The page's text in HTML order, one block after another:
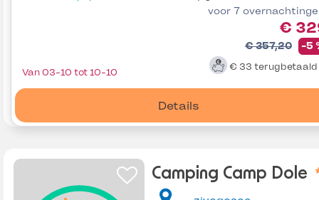
voor 7
€
€ 357,20 -5
€ 33 terugbetaald
Details
Van 03-10 tot 10-10
Camping Camp Dole